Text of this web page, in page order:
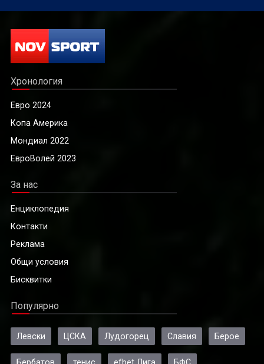
Хронология
Евро 2024
Копа Америка
Мондиал 2022
ЕвроВолей 2023
За нас
Енциклопедия
Контакти
Реклама
Общи условия
Бисквитки
Популярно
Левски ЦСКА Лудогорец Славия Берое